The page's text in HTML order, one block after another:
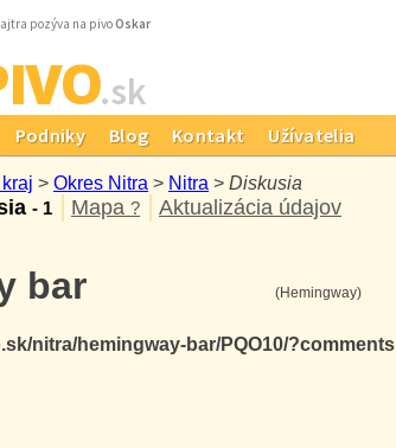
pozýva na pivoOskar
.sk
Podniky Blog Kontakt Užívatelia
> Okres Nitra > Nitra > Diskusia
- 1 Mapa ? Aktualizácia údajov
bar
nitra/hemingway-bar/PQO10/?comments
(Hemingway)